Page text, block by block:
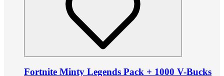
Fortnite Minty Legends Pack + 1000 V-Bucks